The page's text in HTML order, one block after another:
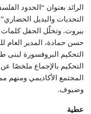
الرائد بعنوان “الحدود
التحديات والبديل
بيروت. وتخلّل الحفل
حسن حمادة، المدير العام
التحكيم البروفسورة لبنى
التحكيم بالإجماع ملخصًا
المجتمع الأكاديمي ومنهم
وضيوف.
عطية